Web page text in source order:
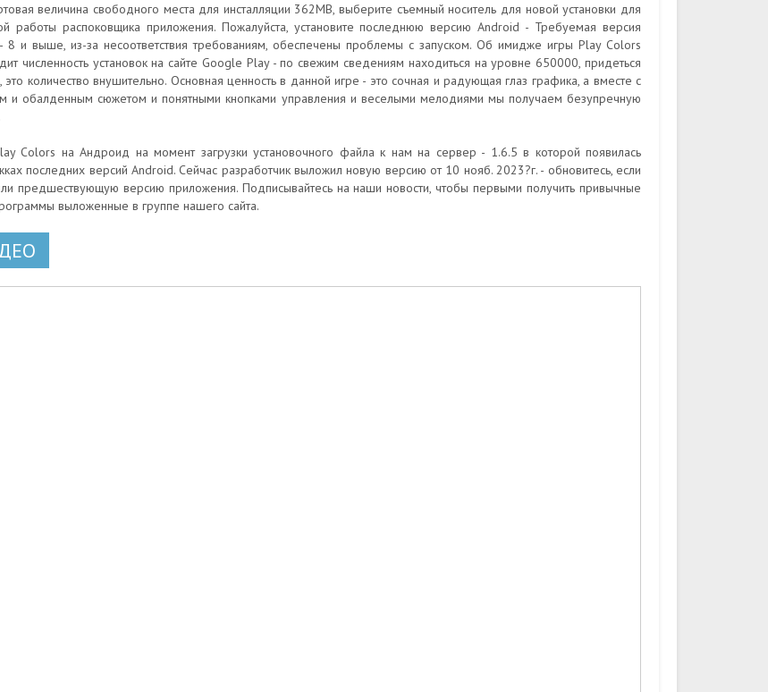
величина свободного места для инсталляции 362MB, выберите съемный носитель для новой установки для
работы распоковщика приложения. Пожалуйста, установите последнюю версию Android - Требуемая версия
8 и выше, из-за несоответствия требованиям, обеспечены проблемы с запуском. Об имидже игры Play Colors
численность установок на сайте Google Play - по свежим сведениям находиться на уровне 650000, придеться
это количество внушительно. Основная ценность в данной игре - это сочная и радующая глаз графика, а вместе с
и обалденным сюжетом и понятными кнопками управления и веселыми мелодиями мы получаем безупречную
Colors на Андроид на момент загрузки установочного файла к нам на сервер - 1.6.5 в которой появилась
последних версий Android. Сейчас разработчик выложил новую версию от 10 нояб. 2023?г. - обновитесь, если
предшествующую версию приложения. Подписывайтесь на наши новости, чтобы первыми получить привычные
выложенные в группе нашего сайта.